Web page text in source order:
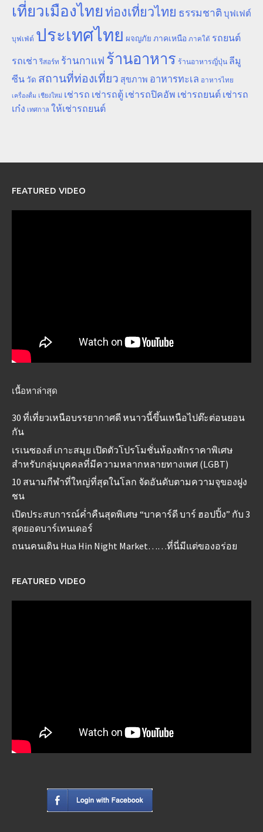
เที่ยวเมืองไทยท่องเที่ยวไทย ธรรมชาติ บุฟเฟต์
บุฟเฟ่ต์ ประเทศไทย ผจญภัย ภาคเหนือ ภาคใต้ รถยนต์
รถเช่า รีสอร์ท ร้านกาแฟ ร้านอาหาร ร้านอาหารญี่ปุ่น ลีมู
ซีน วัด สถานที่ท่องเที่ยว สุขภาพ อาหารทะเล อาหารไทย
เครื่องดื่ม เชียงใหม่ เช่ารถ เช่ารถตู้ เช่ารถปิคอัพ เช่ารถยนต์ เช่ารถ
เก๋ง เทศกาล ให้เช่ารถยนต์
FEATURED VIDEO
เนื้อหาล่าสุด
30 ที่เที่ยวเหนือบรรยากาศดี หนาวนี้ขึ้นเหนือไปต๊ะต่อนยอน
กัน
เรเนซองส์ เกาะสมุย เปิดตัวโปรโมชั่นห้องพักราคาพิเศษ
สำหรับกลุ่มบุคคลที่มีความหลากหลายทางเพศ (LGBT)
10 สนามกีฬาที่ใหญ่ที่สุดในโลก จัดอันดับตามความจุของฝูง
ชน
เปิดประสบการณ์ค่ำคืนสุดพิเศษ “บาคาร์ดี บาร์ ฮอปปิ้ง” กับ 3
สุดยอดบาร์เทนเดอร์
ถนนคนเดิน Hua Hin Night Market……ที่นี่มีแต่ของอร่อย
FEATURED VIDEO